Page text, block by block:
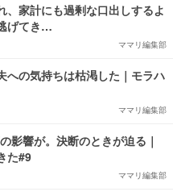
、家計にも過剰な口出しするよ
げてき…
ママリ編集部
への気持ちは枯渇した｜モラハ
ママリ編集部
影響が。決断のときが迫る｜
た#9
ママリ編集部